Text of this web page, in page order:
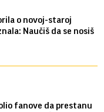
o novoj-staroj
Naučiš da se nosiš
fanove da prestanu